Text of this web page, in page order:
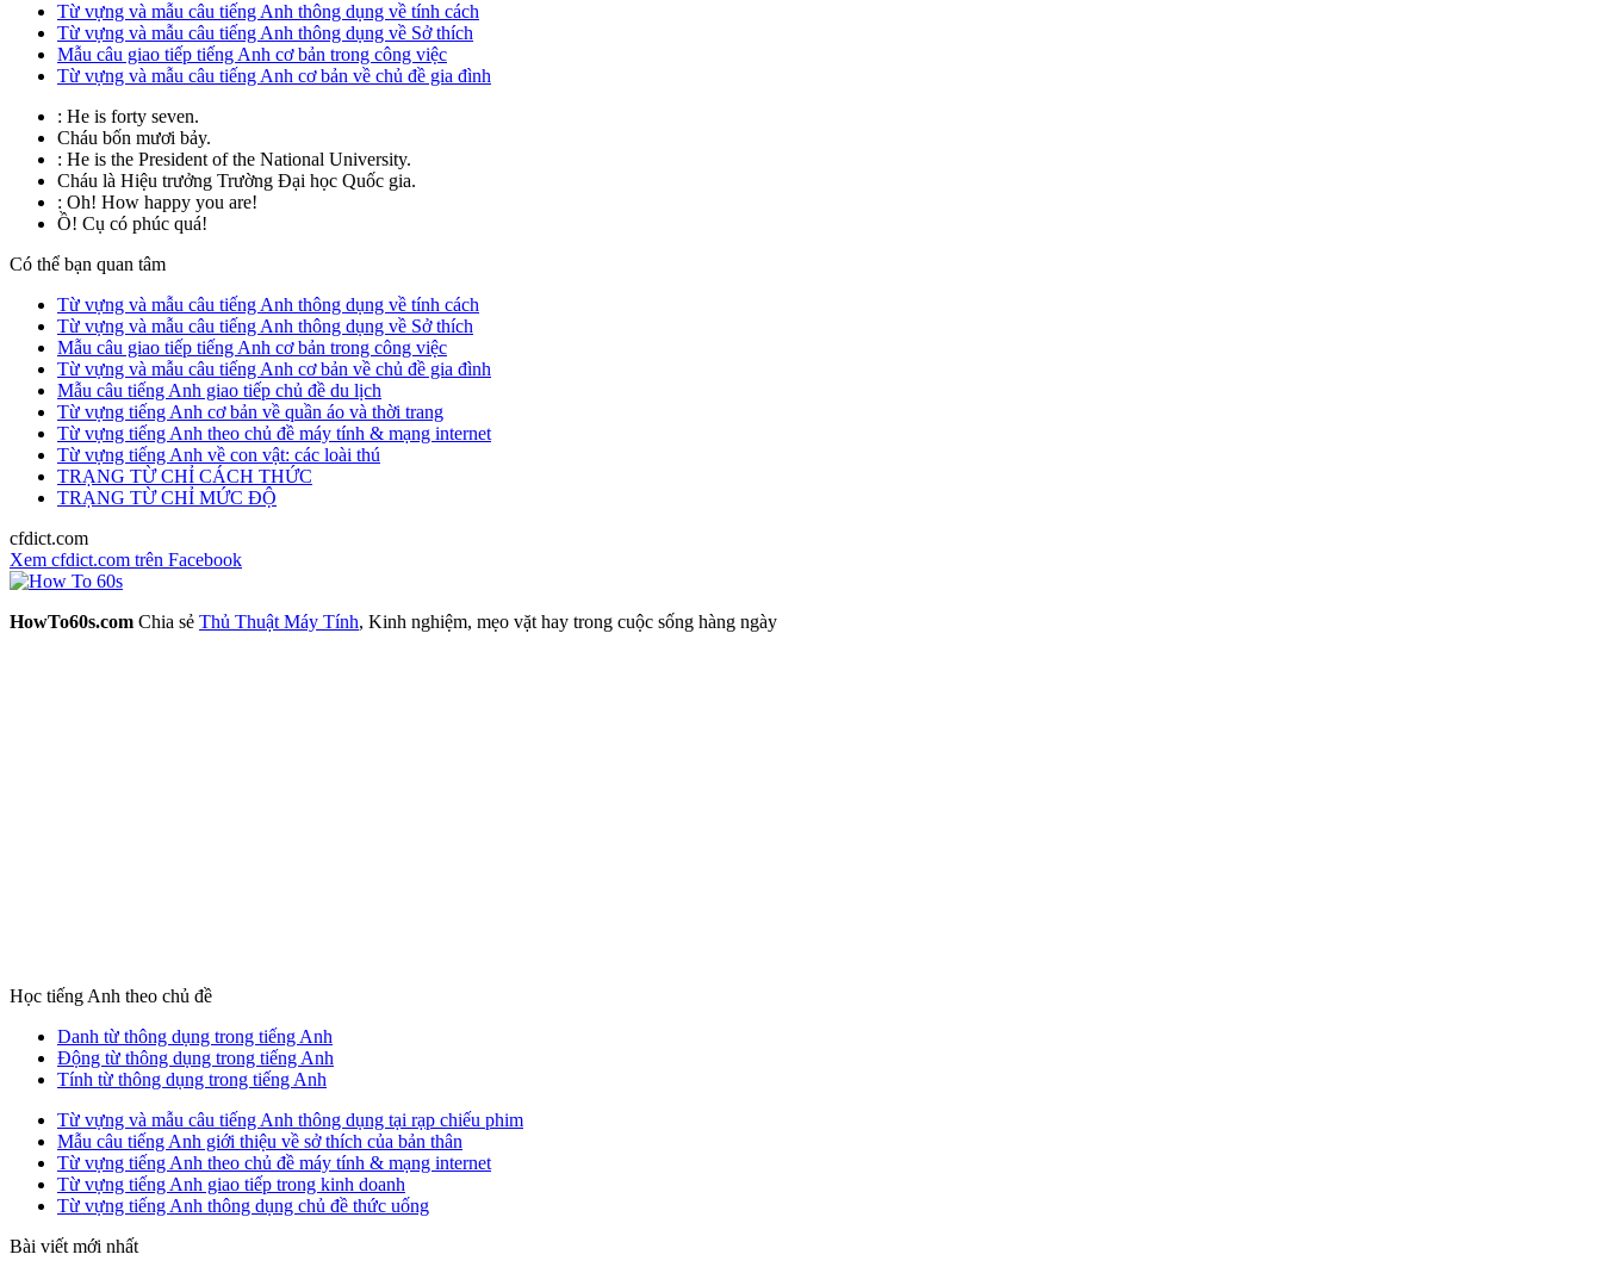
Từ vựng và mẫu câu tiếng Anh thông dụng về tính cách
Từ vựng và mẫu câu tiếng Anh thông dụng về Sở thích
Mẫu câu giao tiếp tiếng Anh cơ bản trong công việc
Từ vựng và mẫu câu tiếng Anh cơ bản về chủ đề gia đình
: He is forty seven.
Cháu bốn mươi bảy.
: He is the President of the National University.
Cháu là Hiệu trưởng Trường Ðại học Quốc gia.
: Oh! How happy you are!
Ồ! Cụ có phúc quá!
Có thể bạn quan tâm
Từ vựng và mẫu câu tiếng Anh thông dụng về tính cách
Từ vựng và mẫu câu tiếng Anh thông dụng về Sở thích
Mẫu câu giao tiếp tiếng Anh cơ bản trong công việc
Từ vựng và mẫu câu tiếng Anh cơ bản về chủ đề gia đình
Mẫu câu tiếng Anh giao tiếp chủ đề du lịch
Từ vựng tiếng Anh cơ bản về quần áo và thời trang
Từ vựng tiếng Anh theo chủ đề máy tính & mạng internet
Từ vựng tiếng Anh về con vật: các loài thú
TRẠNG TỪ CHỈ CÁCH THỨC
TRẠNG TỪ CHỈ MỨC ĐỘ
cfdict.com
Xem cfdict.com trên Facebook
HowTo60s.com Chia sẻ Thủ Thuật Máy Tính, Kinh nghiệm, mẹo vặt hay trong cuộc sống hàng ngày
Học tiếng Anh theo chủ đề
Danh từ thông dụng trong tiếng Anh
Động từ thông dụng trong tiếng Anh
Tính từ thông dụng trong tiếng Anh
Từ vựng và mẫu câu tiếng Anh thông dụng tại rạp chiếu phim
Mẫu câu tiếng Anh giới thiệu về sở thích của bản thân
Từ vựng tiếng Anh theo chủ đề máy tính & mạng internet
Từ vựng tiếng Anh giao tiếp trong kinh doanh
Từ vựng tiếng Anh thông dụng chủ đề thức uống
Bài viết mới nhất